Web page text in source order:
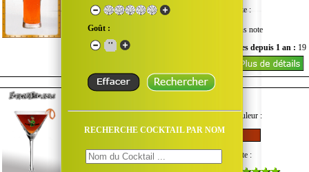
Goût :
RECHERCHE COCKTAIL PAR NOM
Difficulté : Coût : Note :
Sans note
Nombre de vues du mois :
Vues depuis 1 an : 19
Couleur :
Difficulté : Coût : Note :